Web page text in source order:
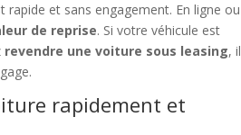
rapide et sans engagement. En ligne ou
de reprise. Si votre véhicule est
revendre une voiture sous leasing, il
rapidement et